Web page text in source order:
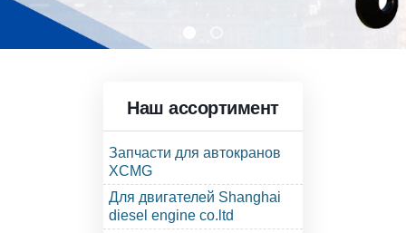
Наш ассортимент
Запчасти для автокранов
XCMG
Для двигателей Shanghai
diesel engine co.ltd